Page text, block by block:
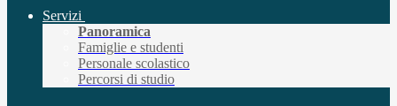
Servizi
Panoramica
Famiglie e studenti
Personale scolastico
Percorsi di studio